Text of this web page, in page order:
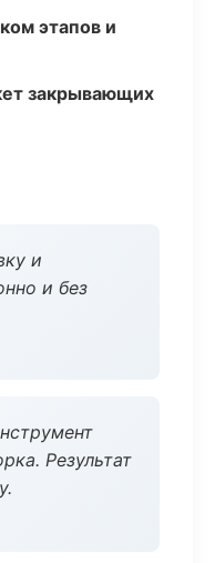
этапов и
закрывающих
и
и без
Результат